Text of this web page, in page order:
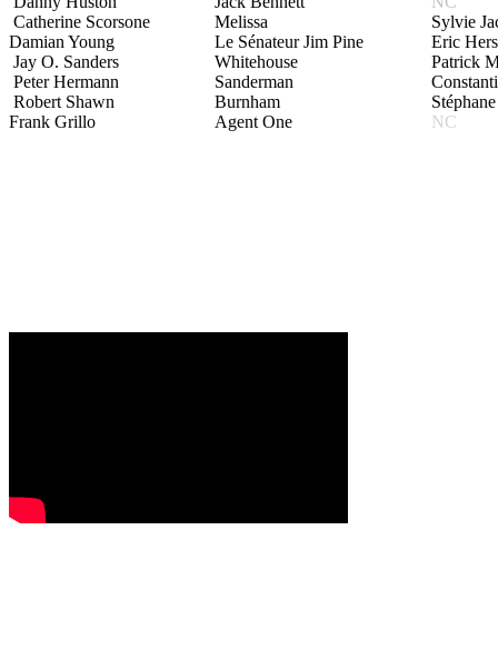
Catherine Scorsone
Melissa
Sylvie
Damian Young
Le Sénateur Jim Pine
Eric
Jay O. Sanders
Whitehouse
Patrick
Peter Hermann
Sanderman
Robert Shawn
Burnham
Frank Grillo
Agent One NC